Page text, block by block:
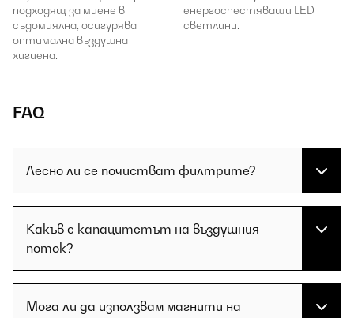
подходящ за миене в
съдомиялна, осигурява
оптимална въздушна
хигиена.
енергоспестяващи LED
светлини.
FAQ
Лесно ли се почистват филтрите?
Какъв е капацитетът на въздушния
поток?
Мога ли да използвам магнити на